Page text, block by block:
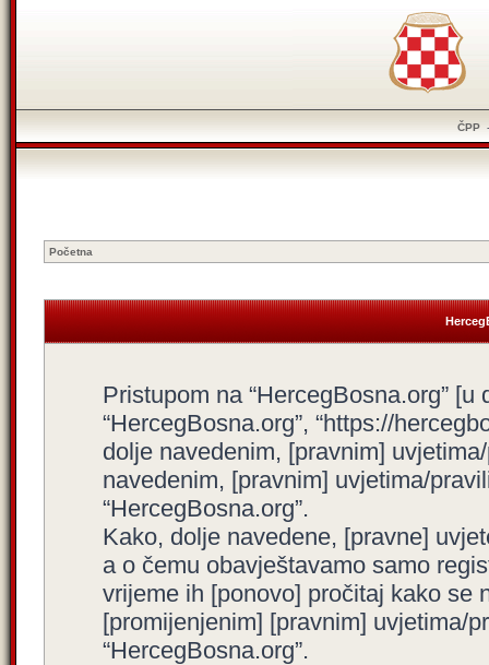
ČPP
Početna
Pristupom na “HercegBosna.org” [u
“HercegBosna.org”, “https://
dolje navedenim, [pravnim]
navedenim, [pravnim] uvjetima/
“HercegBosna.org”.
Kako, dolje navedene, [pravne]
a o čemu obavještavamo samo
vrijeme ih [ponovo] pročitaj kako se
[promijenjenim] [pravnim] uvjetima/
“HercegBosna.org”.